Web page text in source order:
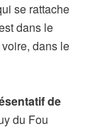
se rattache
dans le
dans le
de
du Fou